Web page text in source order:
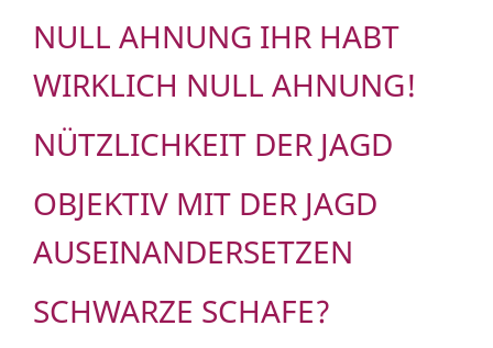
NULL AHNUNG IHR HABT
WIRKLICH NULL AHNUNG!
NÜTZLICHKEIT DER JAGD
OBJEKTIV MIT DER JAGD
AUSEINANDERSETZEN
SCHWARZE SCHAFE?